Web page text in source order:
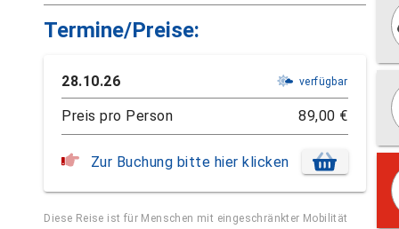
Termine/Preise:
28.10.26 verfügbar
Preis pro Person 89,00 €
Zur Buchung bitte hier klicken
Diese Reise ist für Menschen mit eingeschränkter Mobilität